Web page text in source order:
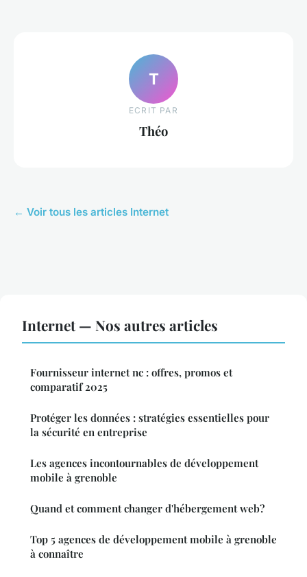
T
ECRIT PAR
Théo
← Voir tous les articles Internet
Internet — Nos autres articles
Fournisseur internet nc : offres, promos et
comparatif 2025
Protéger les données : stratégies essentielles pour
la sécurité en entreprise
Les agences incontournables de développement
mobile à grenoble
Quand et comment changer d'hébergement web?
Top 5 agences de développement mobile à grenoble
à connaître